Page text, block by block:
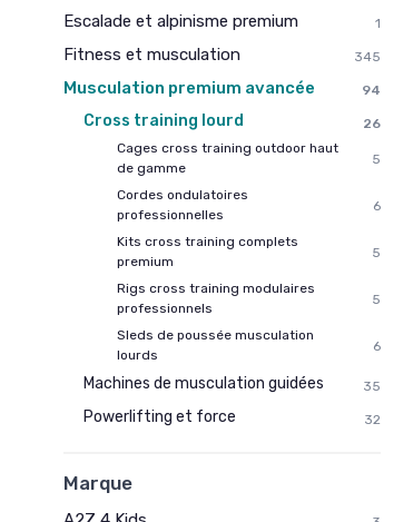
Escalade et alpinisme premium 1
Fitness et musculation 345
Musculation premium avancée 94
Cross training lourd
26
Cages cross training outdoor haut
de gamme
5
Cordes ondulatoires
professionnelles
6
Kits cross training complets
premium
5
Rigs cross training modulaires
professionnels
5
Sleds de poussée musculation
lourds
6
Machines de musculation guidées 35
Powerlifting et force 32
Marque